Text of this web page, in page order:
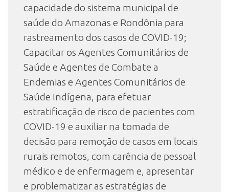
capacidade do sistema municipal de
saúde do Amazonas e Rondônia para
rastreamento dos casos de COVID-19;
Capacitar os Agentes Comunitários de
Saúde e Agentes de Combate a
Endemias e Agentes Comunitários de
Saúde Indígena, para efetuar
estratificação de risco de pacientes com
COVID-19 e auxiliar na tomada de
decisão para remoção de casos em locais
rurais remotos, com carência de pessoal
médico e de enfermagem e, apresentar
e problematizar as estratégias de